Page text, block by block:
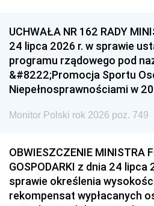
UCHWAŁA NR 162 RADY
24 lipca 2026 r. w sprawie
programu rządowego pod
&#8222;Promocja Sportu
Niepełnosprawnościami w
Monitor Polski rok 2026 poz. 749
OBWIESZCZENIE MINISTRA
GOSPODARKI z dnia 24 lipca
sprawie określenia
rekompensat wypłacanych